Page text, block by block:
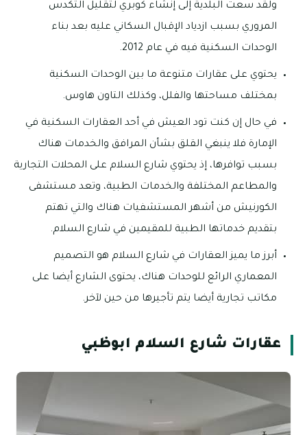
ولقد سعت البلدية إلى إنشاء كوبري لتقليل التكدس
المروري بسبب ازدياد الإقبال السكاني عليه بعد بناء
الوحدات السكنية فيه في عام 2012.
يحتوي على عقارات متنوعة ما بين الوحدات السكنية
بمختلف مساحتها والفلل، وكذلك التاون هاوس.
في حال إن كنت تود العيش في أحد العقارات السكنية في
الإمارة فلا ينبغي القلق بشأن المرافق والخدمات هناك
بسبب توافرها، إذ يحتوي شارع السلام على المحلات التجارية
والمطاعم المختلفة والخدمات الطبية، وتعد مستشفى
الكورنيش من أشهر المستشفيات هناك والتي تهتم
بتقديم خدماتها الطبية للمقيمين في شارع السلام.
أبرز ما يميز العقارات في شارع السلام هو التصميم
المعماري الرائع للوحدات هناك، يحتوى الشارع أيضا على
مكاتب تجارية أيضا يتم تأجيرها من حين لآخر.
عقارات شارع السلام ابوظبي